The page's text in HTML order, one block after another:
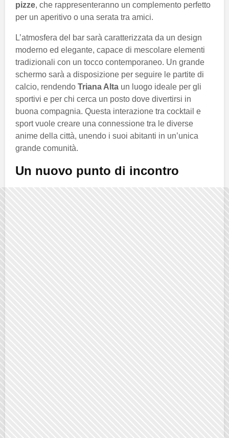
pizze, che rappresenteranno un complemento perfetto
per un aperitivo o una serata tra amici.
L’atmosfera del bar sarà caratterizzata da un design
moderno ed elegante, capace di mescolare elementi
tradizionali con un tocco contemporaneo. Un grande
schermo sarà a disposizione per seguire le partite di
calcio, rendendo Triana Alta un luogo ideale per gli
sportivi e per chi cerca un posto dove divertirsi in
buona compagnia. Questa interazione tra cocktail e
sport vuole creare una connessione tra le diverse
anime della città, unendo i suoi abitanti in un’unica
grande comunità.
Un nuovo punto di incontro